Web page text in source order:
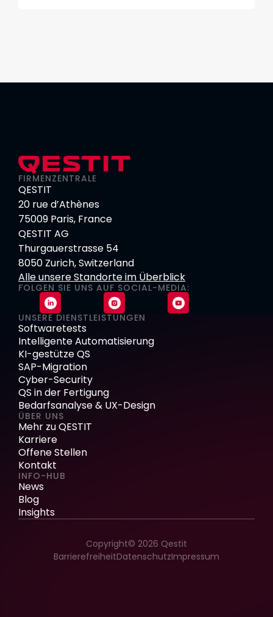
FIRMENZENTRALE
QESTIT
20 rue d’Athènes
75009 Paris, France
QESTIT AG
Thurgauerstrasse 54
8050 Zurich, Switzerland
Alle unsere Standorte im Überblick
FOLGEN SIE UNS AUF SOCIAL-MEDIA:
UNSERE DIENSTLEISTUNGEN
Softwaretests
Intelligente Automatisierung
KI-gestütze QS
SAP-Migration
Cyber-Security
QS in der Fertigung
Bedarfsanalyse & UX-Design
ÜBER UNS
Mehr zu QESTIT
Karriere
Offene Stellen
Kontakt
INFO-HUB
News
Blog
Insights
Copyright© 2026 Qestit
BarrierefreiheitDatenschutzImpressum